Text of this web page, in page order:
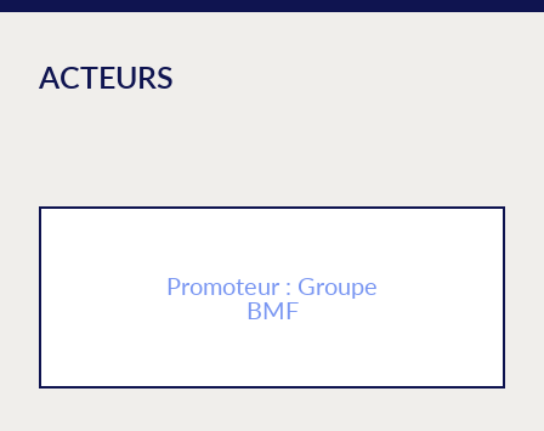
ACTEURS
Promoteur : Groupe
BMF